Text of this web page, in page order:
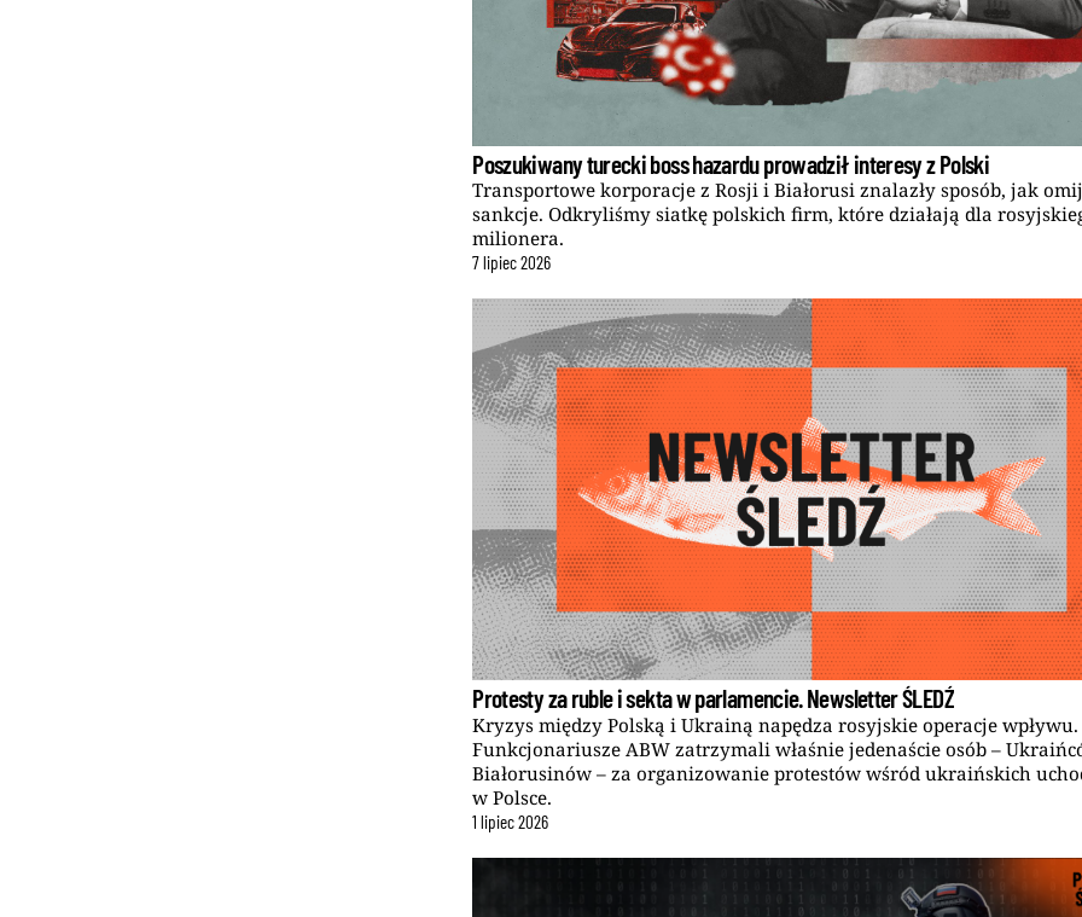
Poszukiwany turecki boss hazardu prowadził interesy z Polski
Transportowe korporacje z Rosji i Białorusi znalazły sposób, jak
sankcje. Odkryliśmy siatkę polskich firm, które działają dla
milionera.
7lipiec2026
Protesty za ruble i sekta w parlamencie. Newsletter ŚLEDŹ
Kryzys między Polską i Ukrainą napędza rosyjskie operacje wpływu.
Funkcjonariusze ABW zatrzymali właśnie jedenaście osób –
Białorusinów – za organizowanie protestów wśród ukraińskich
w Polsce.
1 lipiec2026